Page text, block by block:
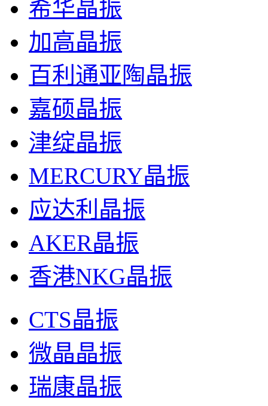
希华晶振
加高晶振
百利通亚陶晶振
嘉硕晶振
津绽晶振
MERCURY晶振
应达利晶振
AKER晶振
香港NKG晶振
CTS晶振
微晶晶振
瑞康晶振